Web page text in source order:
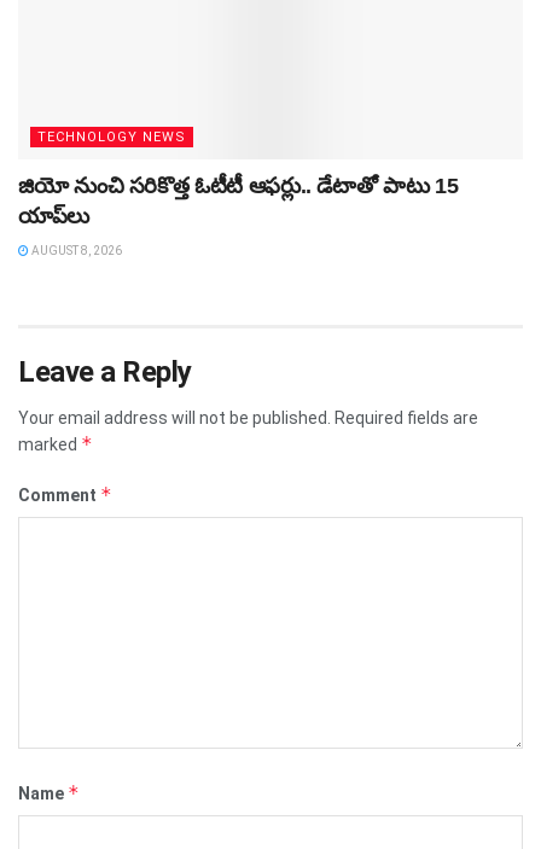
TECHNOLOGY NEWS
జియో నుంచి సరికొత్త ఓటీటీ ఆఫర్లు.. డేటాతో పాటు 15
యాప్‌లు
AUGUST 8, 2026
Leave a Reply
Your email address will not be published. Required fields are
marked *
Comment *
Name *